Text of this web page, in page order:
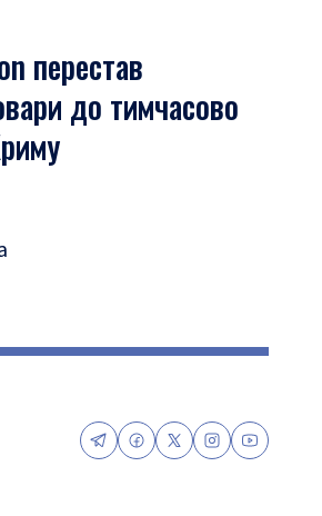
перестав
до тимчасово